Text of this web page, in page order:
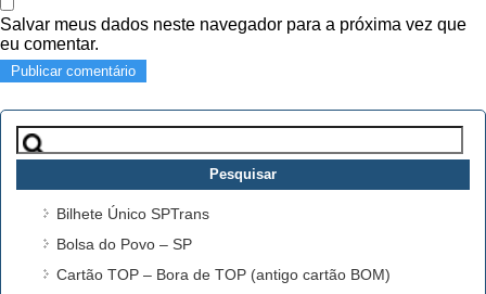
Salvar meus dados neste navegador para a próxima vez que
eu comentar.
Pesquisar
por:
Bilhete Único SPTrans
Bolsa do Povo – SP
Cartão TOP – Bora de TOP (antigo cartão BOM)